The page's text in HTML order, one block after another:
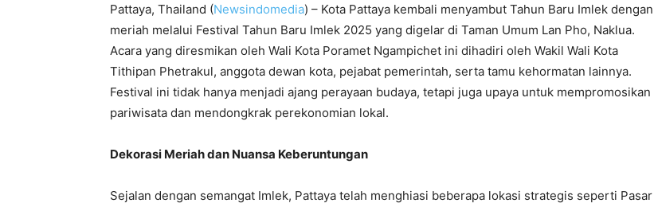
Pattaya, Thailand (Newsindomedia) – Kota Pattaya kembali menyambut Tahun Baru Imlek dengan
meriah melalui Festival Tahun Baru Imlek 2025 yang digelar di Taman Umum Lan Pho, Naklua.
Acara yang diresmikan oleh Wali Kota Poramet Ngampichet ini dihadiri oleh Wakil Wali Kota
Tithipan Phetrakul, anggota dewan kota, pejabat pemerintah, serta tamu kehormatan lainnya.
Festival ini tidak hanya menjadi ajang perayaan budaya, tetapi juga upaya untuk mempromosikan
pariwisata dan mendongkrak perekonomian lokal.
Dekorasi Meriah dan Nuansa Keberuntungan
Sejalan dengan semangat Imlek, Pattaya telah menghiasi beberapa lokasi strategis seperti Pasar